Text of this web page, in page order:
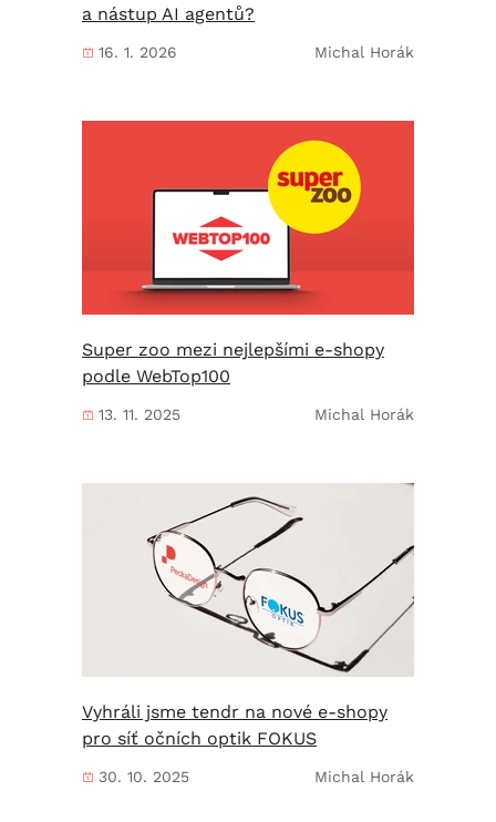
a nástup AI agentů?
16. 1. 2026 Michal Horák
Super zoo mezi nejlepšími e-shopy
podle WebTop100
13. 11. 2025 Michal Horák
Vyhráli jsme tendr na nové e-shopy
pro síť očních optik FOKUS
30. 10. 2025 Michal Horák